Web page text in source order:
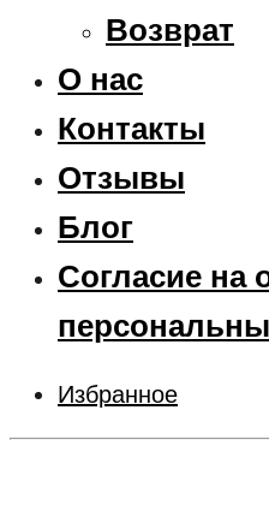
Возврат
О нас
Контакты
Отзывы
Блог
Согласие на
Избранное